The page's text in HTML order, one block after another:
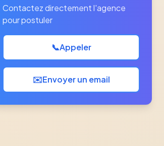
Contactez directement l'agence
pour postuler
📞Appeler
✉️Envoyer un email